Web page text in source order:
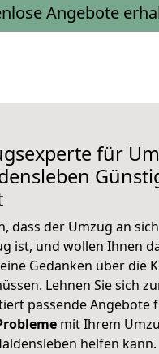
Angebote
für
dass der Umzug an
ist, und wollen Ihnen
Gedanken über die
Lehnen Sie sich
passende Angebote
mit Ihrem
helfen kann.